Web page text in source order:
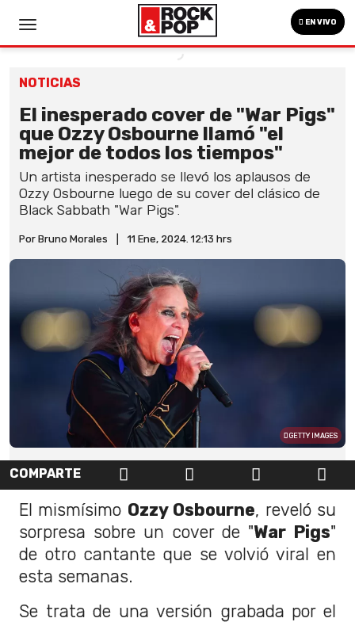
EN VIVO
NOTICIAS
El inesperado cover de "War Pigs"
que Ozzy Osbourne llamó "el
mejor de todos los tiempos"
Un artista inesperado se llevó los aplausos de
Ozzy Osbourne luego de su cover del clásico de
Black Sabbath "War Pigs".
Por Bruno Morales 11 Ene, 2024. 12:13 hrs
GETTY IMAGES
COMPARTE
El mismísimo Ozzy Osbourne, reveló su
sorpresa sobre un cover de "War Pigs"
de otro cantante que se volvió viral en
esta semanas.
Se trata de una versión grabada por el